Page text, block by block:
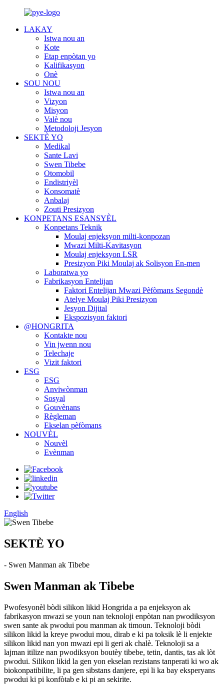
LAKAY
Istwa nou an
Kote
Etap enpòtan yo
Kalifikasyon
Onè
SOU NOU
Istwa nou an
Vizyon
Misyon
Valè nou
Metodoloji Jesyon
SEKTÈ YO
Medikal
Sante Lavi
Swen Tibebe
Otomobil
Endistriyèl
Konsomatè
Anbalaj
Zouti Presizyon
KONPETANS ESANSYÈL
Konpetans Teknik
Moulaj enjeksyon milti-konpozan
Mwazi Milti-Kavitasyon
Moulaj enjeksyon LSR
Presizyon Piki Moulaj ak Solisyon En-men
Laboratwa yo
Fabrikasyon Entelijan
Faktori Entelijan Mwazi Pèfòmans Segondè
Atelye Moulaj Piki Presizyon
Jesyon Dijital
Ekspozisyon faktori
@HONGRITA
Kontakte nou
Vin jwenn nou
Telechaje
Vizit faktori
ESG
ESG
Anviwònman
Sosyal
Gouvènans
Règleman
Ekselan pèfòmans
NOUVÈL
Nouvèl
Evènman
English
SEKTÈ YO
- Swen Manman ak Tibebe
Swen Manman ak Tibebe
Pwofesyonèl bòdi silikon likid Hongrida a pa enjeksyon ak
fabrikasyon mwazi se youn nan teknoloji enpòtan nan pwodiksyon
swen sante ak pwodui pou manman ak timoun. Teknoloji bòdi
silikon likid la kreye pwodui mou, dirab e ki pa toksik lè li enjekte
silikon likid nan yon mwazi epi li geri ak chalè. Teknoloji sa a
lajman itilize nan pwodiksyon boutèy tibebe, tetin, dantis, tas ak lòt
pwodui. Silikon likid la gen yon ekselan rezistans tanperati ki wo ak
biokonpatibilite, li pa gen sibstans danjere, epi li ka bay eksperyans
pwodui ki pi konfòtab e ki pi an sekirite.